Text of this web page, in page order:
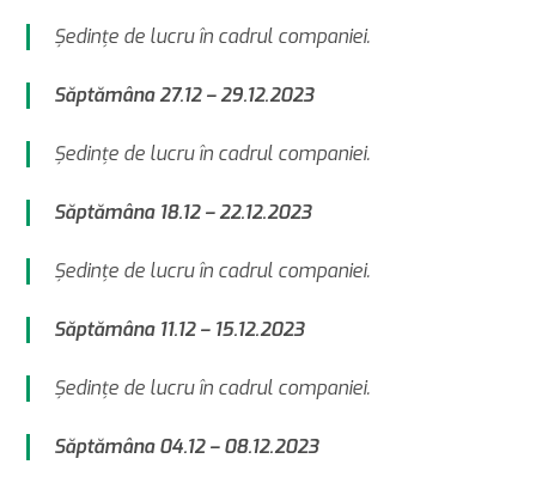
Şedinţe de lucru în cadrul companiei.
Săptămâna 27.12 – 29.12.2023
Şedinţe de lucru în cadrul companiei.
Săptămâna 18.12 – 22.12.2023
Şedinţe de lucru în cadrul companiei.
Săptămâna 11.12 – 15.12.2023
Şedinţe de lucru în cadrul companiei.
Săptămâna 04.12 – 08.12.2023